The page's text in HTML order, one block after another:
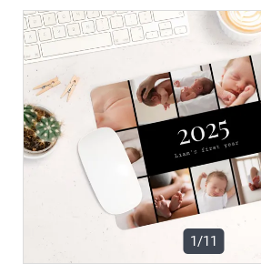
1/11